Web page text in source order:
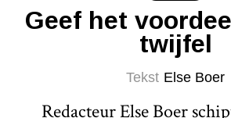
Geef het
twijfel
Tekst Else Boer
Redacteur Else Boer